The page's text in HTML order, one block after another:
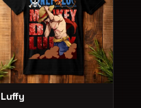
Luffy